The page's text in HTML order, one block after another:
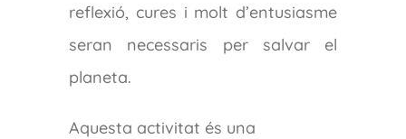
reflexió, cures i molt d’entusiasme
seran necessaris per salvar el
planeta.
Aquesta activitat és una